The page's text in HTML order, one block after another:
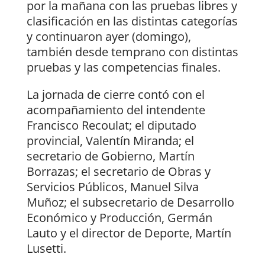
por la mañana con las pruebas libres y
clasificación en las distintas categorías
y continuaron ayer (domingo),
también desde temprano con distintas
pruebas y las competencias finales.
La jornada de cierre contó con el
acompañamiento del intendente
Francisco Recoulat; el diputado
provincial, Valentín Miranda; el
secretario de Gobierno, Martín
Borrazas; el secretario de Obras y
Servicios Públicos, Manuel Silva
Muñoz; el subsecretario de Desarrollo
Económico y Producción, Germán
Lauto y el director de Deporte, Martín
Lusetti.